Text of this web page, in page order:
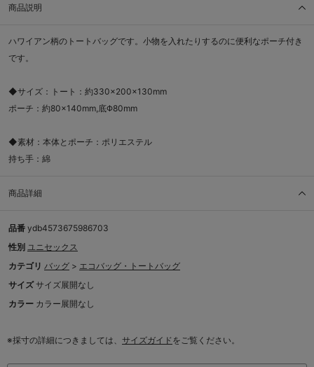
商品説明
ハワイアン柄のトートバッグです。小物を入れたりするのに便利なポーチ付き
です。
◆サイズ：トート：約330×200×130mm
ポーチ：約80×140mm,底Φ80mm
◆素材：本体とポーチ：ポリエステル
持ち手：綿
商品詳細
品番 ydb4573675986703
性別 ユニセックス
カテゴリ バッグ > エコバッグ・トートバッグ
サイズ サイズ展開なし
カラー カラー展開なし
※採寸の詳細につきましては、 サイズガイドをご覧ください。